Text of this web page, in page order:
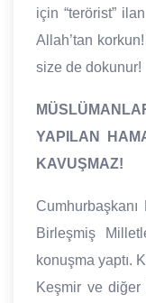
için “terörist”
Allah’tan
size de dokunur!
YAPILAN
KAVUŞMAZ!
Birleşmiş
konuşma yaptı.
Keşmir ve diğer